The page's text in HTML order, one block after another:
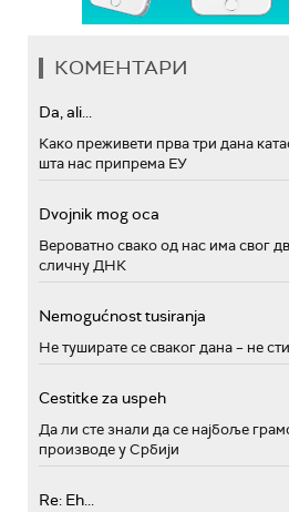
КОМЕНТАРИ
Da, ali...
Како преживети прва три дана
шта нас припрема ЕУ
Dvojnik mog oca
Вероватно свако од нас има свог
сличну ДНК
Nemogućnost tusiranja
Не туширате се сваког дана – не
Cestitke za uspeh
Да ли сте знали да се најбоље
производе у Србији
Re: Eh...